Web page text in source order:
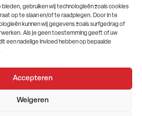
gebruiken wij technologieën zoals cookies
op te slaan en/of te raadplegen. Door in te
kunnen wij gegevens zoals surfgedrag of
Als je geen toestemming geeft of uw
een nadelige invloed hebben op bepaalde
Accepteren
Weigeren